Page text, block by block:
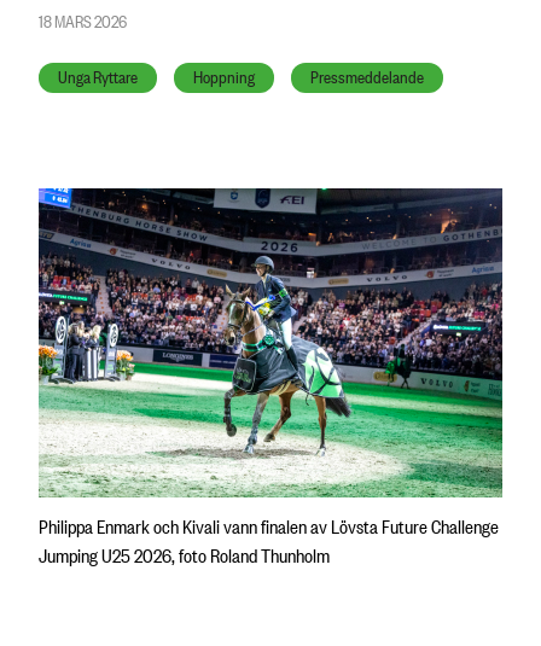
18 MARS 2026
Unga Ryttare Hoppning Pressmeddelande
Philippa Enmark och Kivali vann finalen av Lövsta Future Challenge
Jumping U25 2026, foto Roland Thunholm